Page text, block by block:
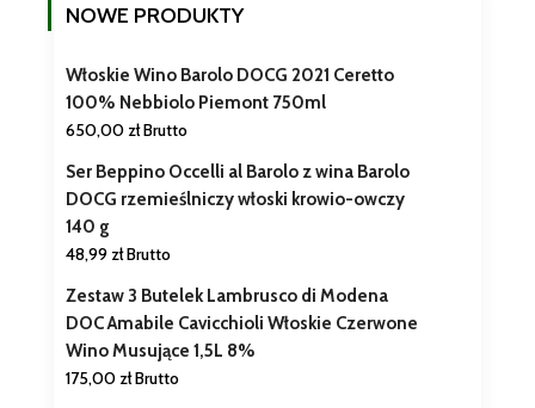
NOWE PRODUKTY
Włoskie Wino Barolo DOCG 2021 Ceretto
100% Nebbiolo Piemont 750ml
650,00 złBrutto
Ser Beppino Occelli al Barolo z wina Barolo
DOCG rzemieślniczy włoski krowio-owczy
140 g
48,99 złBrutto
Zestaw 3 Butelek Lambrusco di Modena
DOC Amabile Cavicchioli Włoskie Czerwone
Wino Musujące 1,5L 8%
175,00 złBrutto